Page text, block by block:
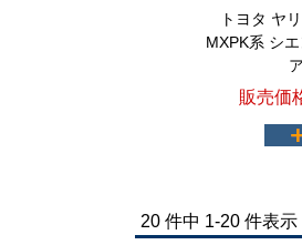
トヨタ ヤ
MXPK系 シ
販売価
20 件中 1-20 件表